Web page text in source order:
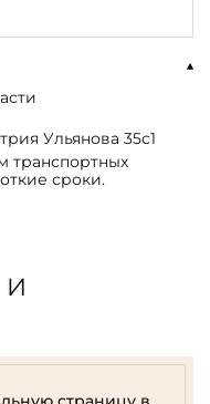
Ульянова 35с1
транспортных
сроки.
И